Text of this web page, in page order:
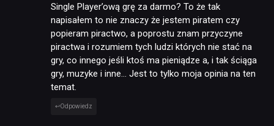
Single Player’ową grę za darmo? To że tak
napisałem to nie znaczy że jestem piratem czy
popieram piractwo, a poprostu znam przyczyne
piractwa i rozumiem tych ludzi których nie stać na
gry, co innego jeśli ktoś ma pieniądze a, i tak ściąga
gry, muzyke i inne… Jest to tylko moja opinia na ten
temat.
Odpowiedz